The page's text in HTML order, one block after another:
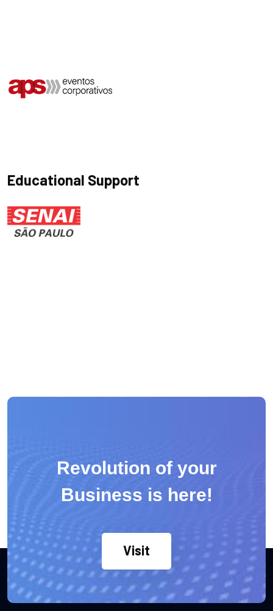
Educational Support
Revolution of your
Business is here!
Visit